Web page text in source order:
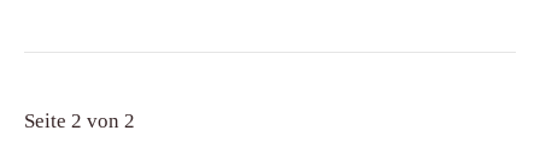
Seite 2 von 2